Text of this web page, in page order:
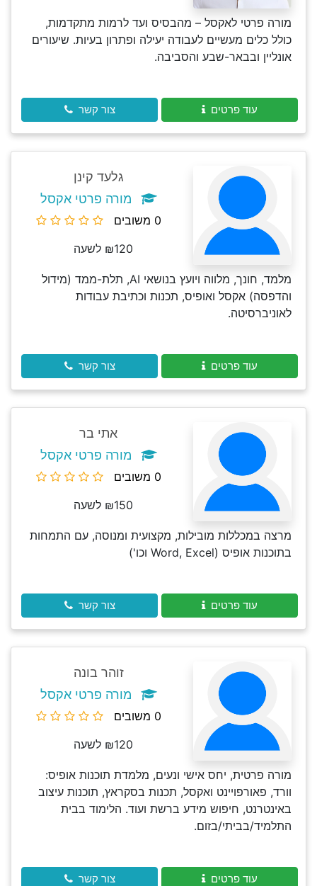
מורה פרטי לאקסל – מהבסיס ועד לרמות מתקדמות,
כולל כלים מעשיים לעבודה יעילה ופתרון בעיות. שיעורים
אונליין ובבאר-שבע והסביבה.
עוד פרטים צור קשר
גלעד קינן
מורה פרטי אקסל
0 משובים
₪120 לשעה
מלמד, חונך, מלווה ויועץ בנושאי AI, תלת-ממד (מידול
והדפסה) אקסל ואופיס, תכנות וכתיבת עבודות
לאוניברסיטה.
עוד פרטים צור קשר
אתי בר
מורה פרטי אקסל
0 משובים
₪150 לשעה
מרצה במכללות מובילות, מקצועית ומנוסה, עם התמחות
בתוכנות אופיס (Word, Excel וכו')
עוד פרטים צור קשר
זוהר בונה
מורה פרטי אקסל
0 משובים
₪120 לשעה
מורה פרטית, יחס אישי ונעים, מלמדת תוכנות אופיס:
וורד, פאורפויינט ואקסל, תכנות בסקראץ, תוכנות עיצוב
באינטרנט, חיפוש מידע ברשת ועוד. הלימוד בבית
התלמיד/בביתי/בזום.
עוד פרטים צור קשר